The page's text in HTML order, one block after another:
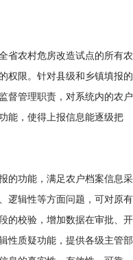
省农村危房改造试点的所有农
权限。针对县级和乡镇填报的
督管理职责，对系统内的农户
能，使得上报信息能逐级把
的功能，满足农户档案信息采
逻辑性等方面问题，可对原有
的校验，增加数据在审批、开
性质疑功能，提供各级主管部